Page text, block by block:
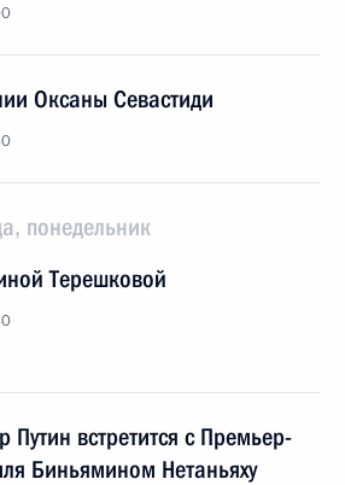
Оксаны Севастиди
понедельник
Терешковой
встретится с Премьер-
Биньямином Нетаньяху